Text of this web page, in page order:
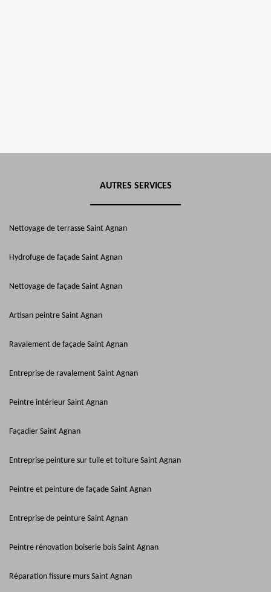
AUTRES SERVICES
Nettoyage de terrasse Saint Agnan
Hydrofuge de façade Saint Agnan
Nettoyage de façade Saint Agnan
Artisan peintre Saint Agnan
Ravalement de façade Saint Agnan
Entreprise de ravalement Saint Agnan
Peintre intérieur Saint Agnan
Façadier Saint Agnan
Entreprise peinture sur tuile et toiture Saint Agnan
Peintre et peinture de façade Saint Agnan
Entreprise de peinture Saint Agnan
Peintre rénovation boiserie bois Saint Agnan
Réparation fissure murs Saint Agnan